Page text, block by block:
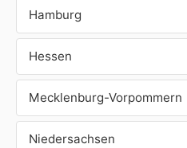
Hamburg
Hessen
Mecklenburg-Vorpommern
Niedersachsen